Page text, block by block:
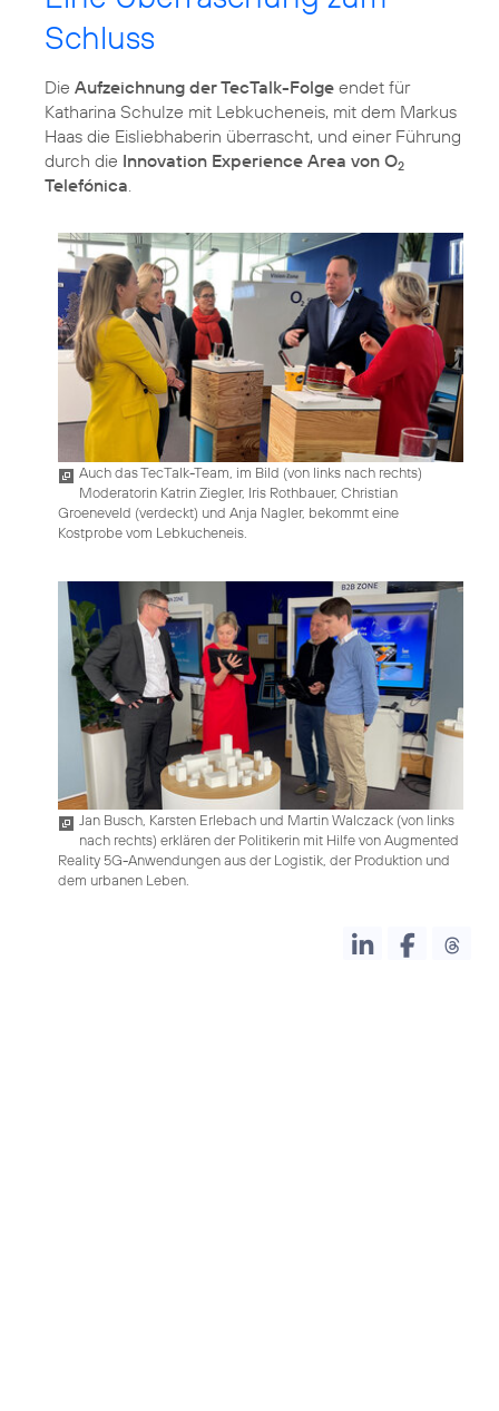
Schluss
Die Aufzeichnung der TecTalk-Folge endet für
Katharina Schulze mit Lebkucheneis, mit dem Markus
Haas die Eisliebhaberin überrascht, und einer Führung
durch die Innovation Experience Area von O2
Telefónica.
Auch das TecTalk-Team, im Bild (von links nach rechts)
Moderatorin Katrin Ziegler, Iris Rothbauer, Christian
Groeneveld (verdeckt) und Anja Nagler, bekommt eine
Kostprobe vom Lebkucheneis.
Jan Busch, Karsten Erlebach und Martin Walczack (von links
nach rechts) erklären der Politikerin mit Hilfe von Augmented
Reality 5G-Anwendungen aus der Logistik, der Produktion und
dem urbanen Leben.